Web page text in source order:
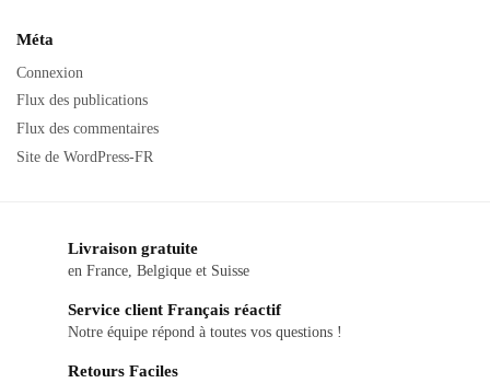
Méta
Connexion
Flux des publications
Flux des commentaires
Site de WordPress-FR
Livraison gratuite
en France, Belgique et Suisse
Service client Français réactif
Notre équipe répond à toutes vos questions !
Retours Faciles